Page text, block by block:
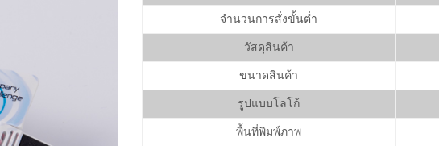
จำนวนการสั่งขั้นต่ำ
วัสดุสินค้า
ขนาดสินค้า
รูปแบบโลโก้
พื้นที่พิมพ์ภาพ